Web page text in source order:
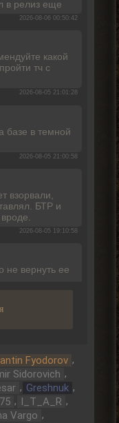
в релиз еще
2026-08-06 00:50:42
какой
тч с
2026-08-05 21:01:28
базе в темной
2026-08-05 21:00:58
взорвали,
БТР и
2026-08-05 19:10:58
не вернуть ее
машину
2026-08-05 14:07:27
Fyodorov ,
Sidorovich ,
, Greshnuk ,
, I_T_A_R ,
Vargo ,